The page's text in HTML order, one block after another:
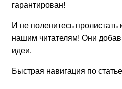
гарантирован!
И не поленитесь
нашим читателям! Они
идеи.
Быстрая навигация по